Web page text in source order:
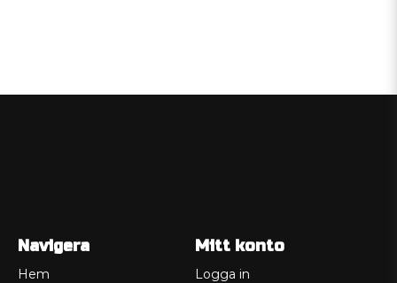
Navigera
Hem
Mitt konto
Logga in